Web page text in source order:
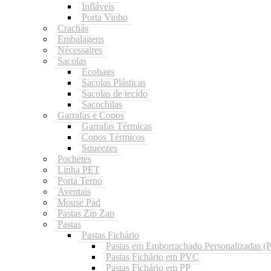
Infláveis
Porta Vinho
Crachás
Embalagens
Nécessaires
Sacolas
Ecobags
Sacolas Plásticas
Sacolas de tecido
Sacochilas
Garrafas e Copos
Garrafas Térmicas
Copos Térmicos
Squeezes
Pochetes
Linha PET
Porta Terno
Aventais
Mouse Pad
Pastas Zip Zap
Pastas
Pastas Fichário
Pastas em Emborrachado Personalizadas
Pastas Fichário em PVC
Pastas Fichário em PP